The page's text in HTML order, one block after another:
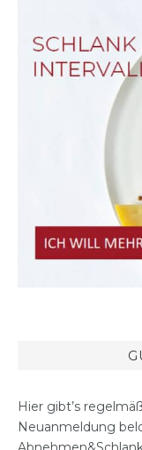
Hier gibt’s
Neuanmeldung